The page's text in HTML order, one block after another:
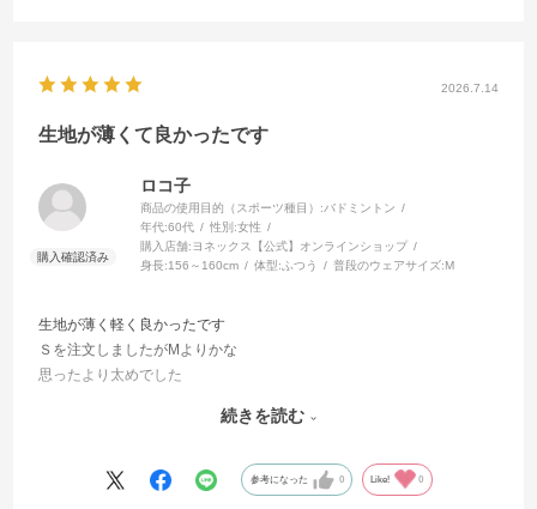
2026.7.14
生地が薄くて良かったです
ロコ子
商品の使用目的（スポーツ種目）:バドミントン
年代:60代 性別:女性
購入店舗: ヨネックス【公式】オンラインショップ
身長:156～160cm 体型: ふつう 普段のウェアサイズ:M
生地が薄く軽く良かったです
Ｓを注文しましたがMよりかな
思ったより太めでした
シャツが何色でも合わせられます
続きを読む
参考になった 0 Like! 0